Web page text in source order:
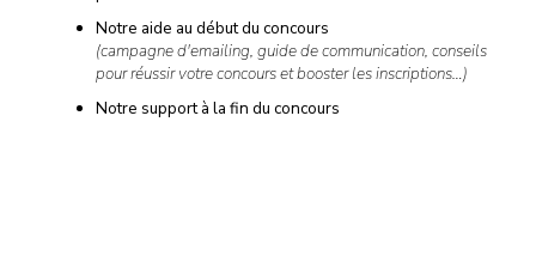
Notre aide au début du concours
(campagne d'emailing, guide de communication, conseils
pour réussir votre concours et booster les inscriptions…)
Notre support à la fin du concours